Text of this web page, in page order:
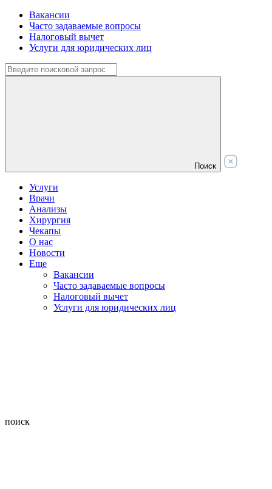
Вакансии
Часто задаваемые вопросы
Налоговый вычет
Услуги для юридических лиц
Поиск
Услуги
Врачи
Анализы
Хирургия
Чекапы
О нас
Новости
Еще
Вакансии
Часто задаваемые вопросы
Налоговый вычет
Услуги для юридических лиц
поиск